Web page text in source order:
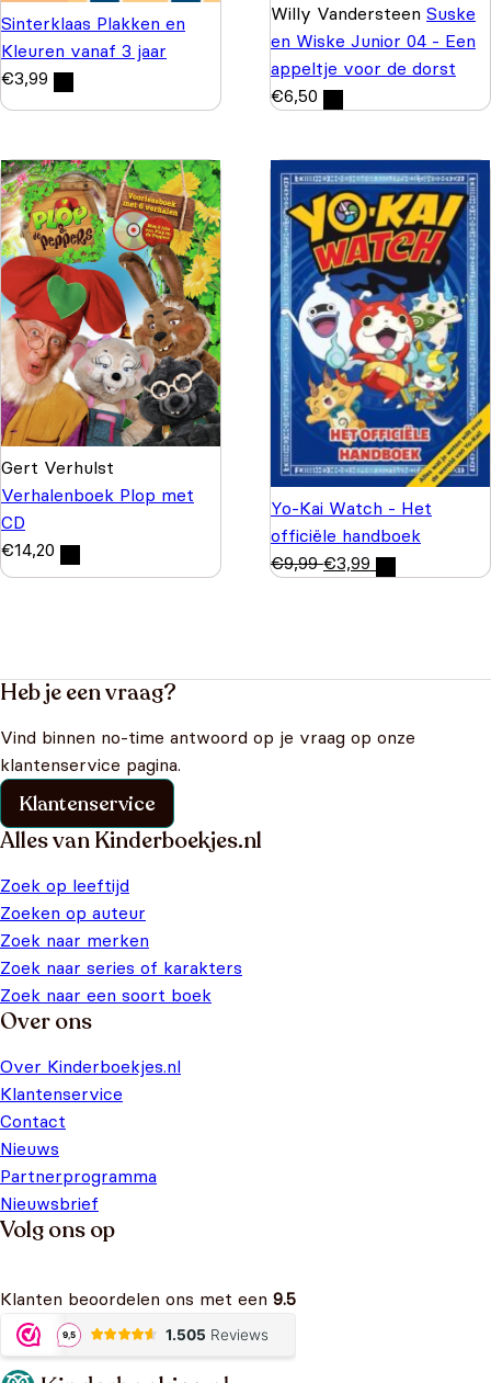
Sinterklaas Plakken en
Kleuren vanaf 3 jaar
€3,99
Willy Vandersteen Suske
en Wiske Junior 04 - Een
appeltje voor de dorst
€6,50
Gert Verhulst
Verhalenboek Plop met
CD
€14,20
Yo-Kai Watch - Het
officiële handboek
€9,99 €3,99
Heb je een vraag?
Vind binnen no-time antwoord op je vraag op onze
klantenservice pagina.
Klantenservice
Alles van Kinderboekjes.nl
Zoek op leeftijd
Zoeken op auteur
Zoek naar merken
Zoek naar series of karakters
Zoek naar een soort boek
Over ons
Over Kinderboekjes.nl
Klantenservice
Contact
Nieuws
Partnerprogramma
Nieuwsbrief
Volg ons op
Klanten beoordelen ons met een 9.5